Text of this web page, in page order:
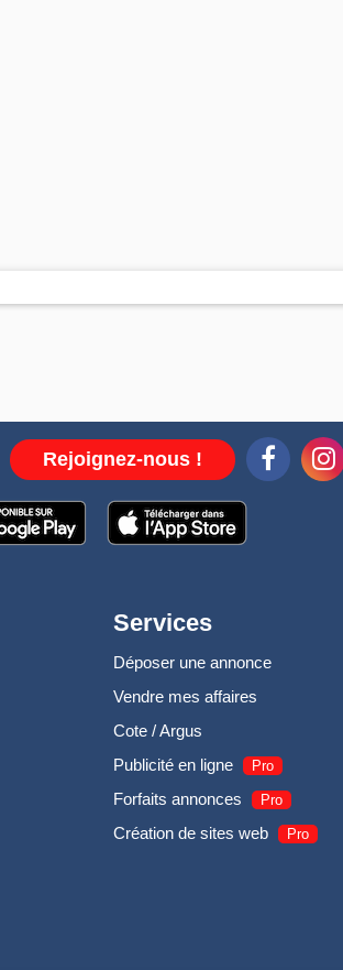
Rejoignez-nous !
Services
Déposer une annonce
Vendre mes affaires
Cote / Argus
Publicité en ligne
Pro
Forfaits annonces Pro
Création de sites web Pro